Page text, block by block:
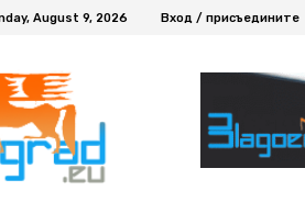
August 9, 2026 Вход / присъедините